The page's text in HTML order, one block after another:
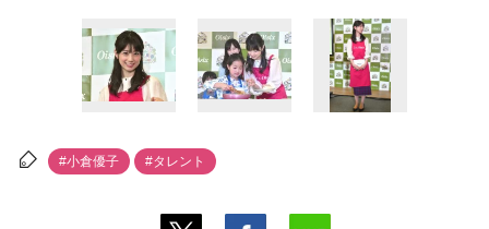
#小倉優子 #タレント